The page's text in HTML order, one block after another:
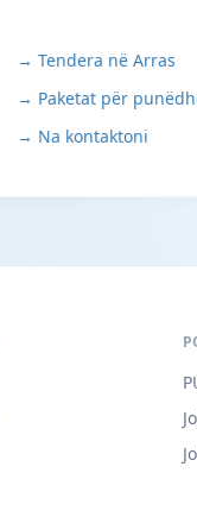
→ Tendera në Arras
→ Paketat për
→ Na kontaktoni